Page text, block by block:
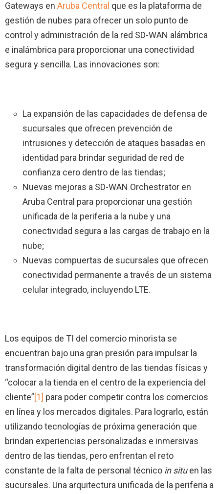
Gateways en Aruba Central que es la plataforma de
gestión de nubes para ofrecer un solo punto de
control y administración de la red SD-WAN alámbrica
e inalámbrica para proporcionar una conectividad
segura y sencilla. Las innovaciones son:
La expansión de las capacidades de defensa de
sucursales que ofrecen prevención de
intrusiones y detección de ataques basadas en
identidad para brindar seguridad de red de
confianza cero dentro de las tiendas;
Nuevas mejoras a SD-WAN Orchestrator en
Aruba Central para proporcionar una gestión
unificada de la periferia a la nube y una
conectividad segura a las cargas de trabajo en la
nube;
Nuevas compuertas de sucursales que ofrecen
conectividad permanente a través de un sistema
celular integrado, incluyendo LTE.
Los equipos de TI del comercio minorista se
encuentran bajo una gran presión para impulsar la
transformación digital dentro de las tiendas físicas y
“colocar a la tienda en el centro de la experiencia del
cliente”[1] para poder competir contra los comercios
en línea y los mercados digitales. Para lograrlo, están
utilizando tecnologías de próxima generación que
brindan experiencias personalizadas e inmersivas
dentro de las tiendas, pero enfrentan el reto
constante de la falta de personal técnico in situen las
sucursales. Una arquitectura unificada de la periferia a